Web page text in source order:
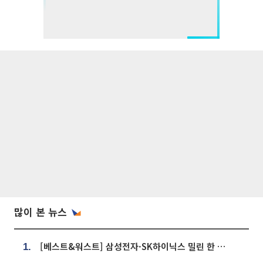
많이 본 뉴스
1. [베스트&워스트] 삼성전자·SK하이닉스 밀린 한 주…상상인증권은 85% 급등